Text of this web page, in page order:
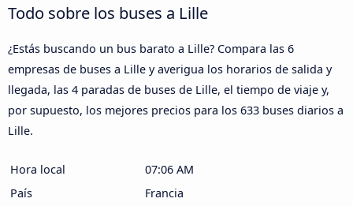
Todo sobre los buses a Lille
¿Estás buscando un bus barato a Lille? Compara las 6
empresas de buses a Lille y averigua los horarios de salida y
llegada, las 4 paradas de buses de Lille, el tiempo de viaje y,
por supuesto, los mejores precios para los 633 buses diarios a
Lille.
Hora local
07:06 AM
País
Francia